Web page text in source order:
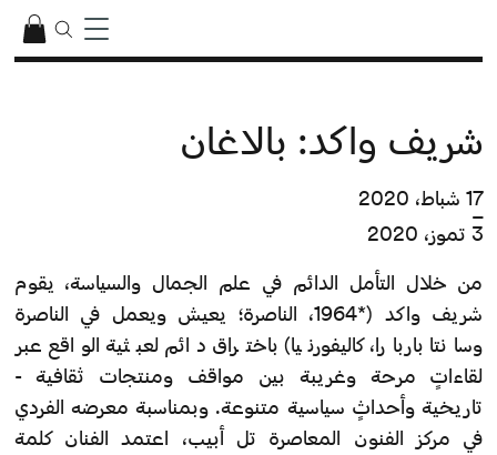
من خلال التأمل الدائم في علم الجمال والسياسة، يقوم
شريف واكد (*1964، الناصرة؛ يعيش ويعمل في الناصرة
وسانتا باربارا، كاليفورنيا) باختراق دائم لعبثية الواقع عبر
لقاءاتٍ مرحة وغريبة بين مواقف ومنتجات ثقافية -
تاريخية وأحداثٍ سياسية متنوعة. وبمناسبة معرضه الفردي
في مركز الفنون المعاصرة تل أبيب، اعتمد الفنان كلمة
شريف واكد: بالاغان
–
3 تموز، 2020
17 شباط، 2020